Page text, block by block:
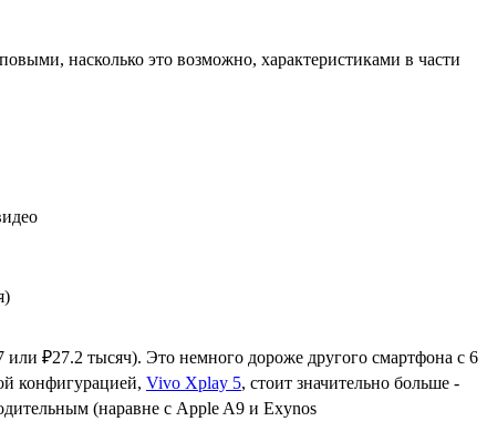
насколько это возможно, характеристиками в части
₽27.2 тысяч). Это немного дороже другого смартфона с 6
конфигурацией, Vivo Xplay 5, стоит значительно больше -
(наравне с Apple A9 и Exynos